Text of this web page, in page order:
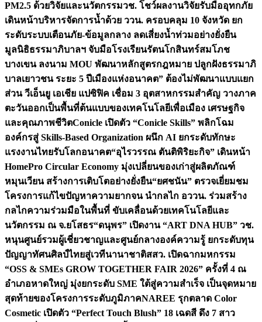
PM2.5 ด้วยวิจัยและนวัตกรรมวช. โชว์ผลงานวิจัยรับมืออุทกภัย
เดินหน้าบริหารจัดการน้ำด้วย ววน. ครอบคลุม 10 จังหวัด ยก
ระดับระบบเตือนภัย-ข้อมูลกลาง ลดเสี่ยงน้ำท่วมอย่างยั่งยืน
มูลนิธิธรรมาภิบาลฯ จับมือโรงเรียนรัตนโกสินทร์สมโภช
บางเขน ลงนาม MOU พัฒนาหลักสูตรกฎหมาย ปลูกฝังธรรมาภิ
บาลเยาวชน ระยะ 5 ปีเมืองแห่งอนาคต” ต้องไม่พัฒนาแบบแยก
ส่วน วีเอ็นยู เอเชีย แปซิฟิค เชื่อม 3 อุตสาหกรรมสำคัญ วางภาค
ตะวันออกเป็นพื้นที่ต้นแบบของเทคโนโลยีเพื่อเมือง เศรษฐกิจ
และคุณภาพชีวิตConicle เปิดตัว “Conicle Skills” พลิกโฉม
องค์กรสู่ Skills-Based Organization ผนึก AI ยกระดับทักษะ
แรงงานไทยรับโลกอนาคต“อุไรวรรณ ตันติพิริยะกิจ” เดินหน้า
HomePro Circular Economy มุ่งเปลี่ยนของเก่าสู่ผลิตภัณฑ์
หมุนเวียน สร้างการเติบโตอย่างยั่งยืน“ยศชนัน” ตรวจเยี่ยมชม
โครงการแก้ไขปัญหาความยากจน นำกลไก อววน. ร่วมสร้าง
กลไกความร่วมมือในพื้นที่ ขับเคลื่อนด้วยเทคโนโลยีและ
นวัตกรรม ณ จ.ยโสธร“ดนุพร” เปิดงาน “ART DNA HUB” วช.
หนุนศูนย์รวมผู้เชี่ยวชาญและศูนย์กลางองค์ความรู้ ยกระดับทุน
ปัญญาทัศนศิลป์ไทยสู่เวทีนานาชาติสสว. เปิดฉากมหกรรม
“OSS & SMEs GROW TOGETHER FAIR 2026” ครั้งที่ 4 ณ
อำเภอหาดใหญ่ มุ่งยกระดับ SME ใต้สู่ความสำเร็จ เป็นจุดหมาย
สุดท้ายของโครงการระดับภูมิภาคNAREE รุกตลาด Color
Cosmetic เปิดตัว “Perfect Touch Blush” 18 เฉดสี ดึง 7 สาว